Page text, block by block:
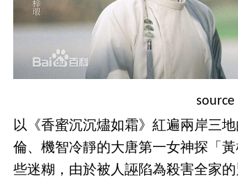
source
以《香蜜沉沉燼如霜》紅遍兩岸三地
倫、機智冷靜的大唐第一女神探「
些迷糊，由於被人誣陷為殺害全家